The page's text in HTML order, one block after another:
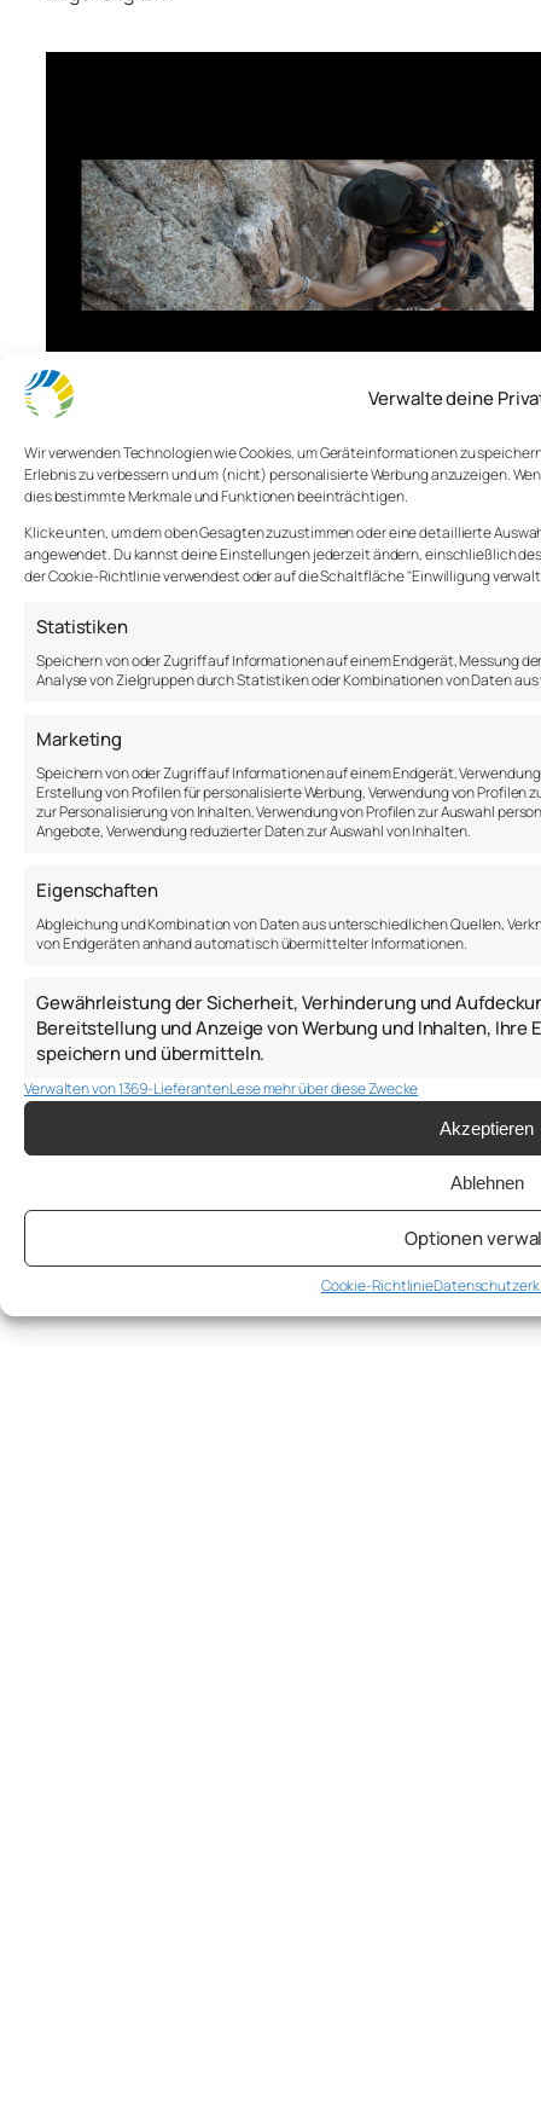
Verwalte deine
Wir verwenden Technologien wie Cookies, um Geräteinformationen zu
Erlebnis zu verbessern und um (nicht) personalisierte Werbung anzuzeigen.
dies bestimmte Merkmale und Funktionen beeinträchtigen.
Klicke unten, um dem oben Gesagten zuzustimmen oder eine detaillierte
angewendet. Du kannst deine Einstellungen jederzeit ändern, einschließlich
der Cookie-Richtlinie verwendest oder auf die Schaltfläche "Einwilligung
Statistiken
Speichern von oder Zugriff auf Informationen auf einem Endgerät, Messung
Analyse von Zielgruppen durch Statistiken oder Kombinationen von Daten
Marketing
Speichern von oder Zugriff auf Informationen auf einem Endgerät,
Erstellung von Profilen für personalisierte Werbung, Verwendung von Profilen
zur Personalisierung von Inhalten, Verwendung von Profilen zur Auswahl
Angebote, Verwendung reduzierter Daten zur Auswahl von Inhalten.
Eigenschaften
Abgleichung und Kombination von Daten aus unterschiedlichen Quellen,
von Endgeräten anhand automatisch übermittelter Informationen.
Gewährleistung der Sicherheit, Verhinderung und
Bereitstellung und Anzeige von Werbung und Inhalten, Ihre
speichern und übermitteln.
Verwalten von 1369-LieferantenLese mehr über diese Zwecke
Akzeptieren
Ablehnen
Optionen
Cookie-Richtlinie
2017-2026
Über mich
Impressum